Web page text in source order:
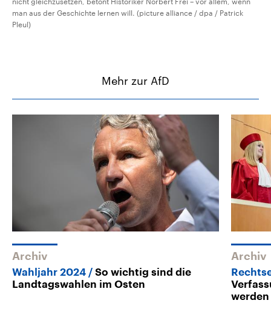
man aus der Geschichte lernen will. (picture alliance / dpa / Patrick
Pleul)
Mehr zur AfD
Archiv
Wahljahr 2024
So wichtig sind die
Landtagswahlen im Osten
Archiv